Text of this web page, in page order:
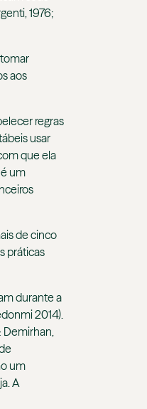
1976;
aos
regras
usar
que ela
um
de cinco
práticas
durante a
2014).
Demirhan,
um
A